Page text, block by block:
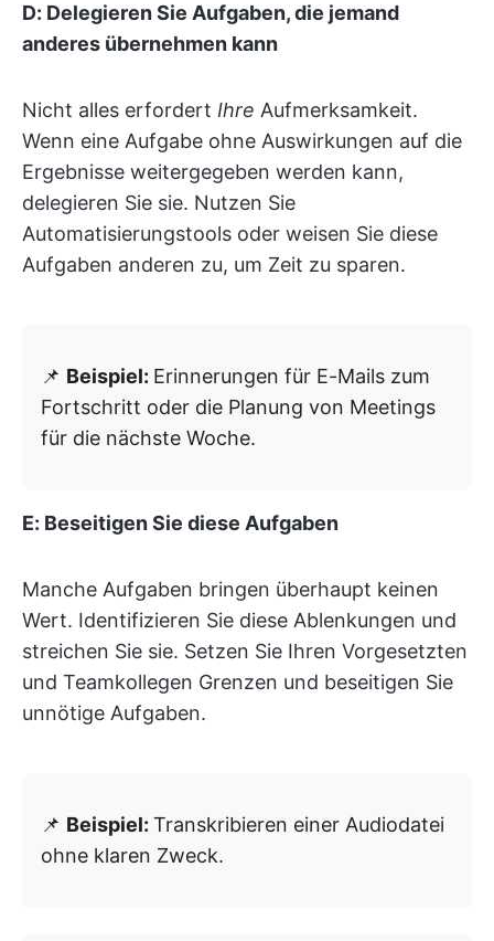
D: Delegieren Sie Aufgaben, die jemand
anderes übernehmen kann
Nicht alles erfordert Ihre Aufmerksamkeit.
Wenn eine Aufgabe ohne Auswirkungen auf die
Ergebnisse weitergegeben werden kann,
delegieren Sie sie. Nutzen Sie
Automatisierungstools oder weisen Sie diese
Aufgaben anderen zu, um Zeit zu sparen.
📌 Beispiel: Erinnerungen für E-Mails zum
Fortschritt oder die Planung von Meetings
für die nächste Woche.
E: Beseitigen Sie diese Aufgaben
Manche Aufgaben bringen überhaupt keinen
Wert. Identifizieren Sie diese Ablenkungen und
streichen Sie sie. Setzen Sie Ihren Vorgesetzten
und Teamkollegen Grenzen und beseitigen Sie
unnötige Aufgaben.
📌 Beispiel: Transkribieren einer Audiodatei
ohne klaren Zweck.